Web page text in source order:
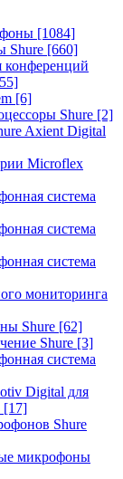
[1084]
Shure [660]
конференций
[6]
Shure [2]
Axient Digital
Microflex
система
система
система
мониторинга
Shure [62]
Shure [3]
система
Digital для
[17]
Shure
микрофоны